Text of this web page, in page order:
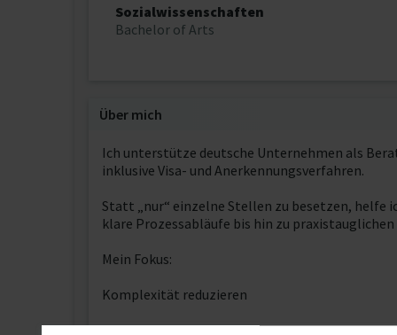
Sozialwissenschaften
Bachelor of Arts
Über mich
Ich unterstütze deutsche Unternehmen als
inklusive Visa- und Anerkennungsverfahren.
Statt „nur“ einzelne Stellen zu besetzen, helfe
klare Prozessabläufe bis hin zu
Mein Fokus:
Komplexität reduzieren
Risiken minimieren